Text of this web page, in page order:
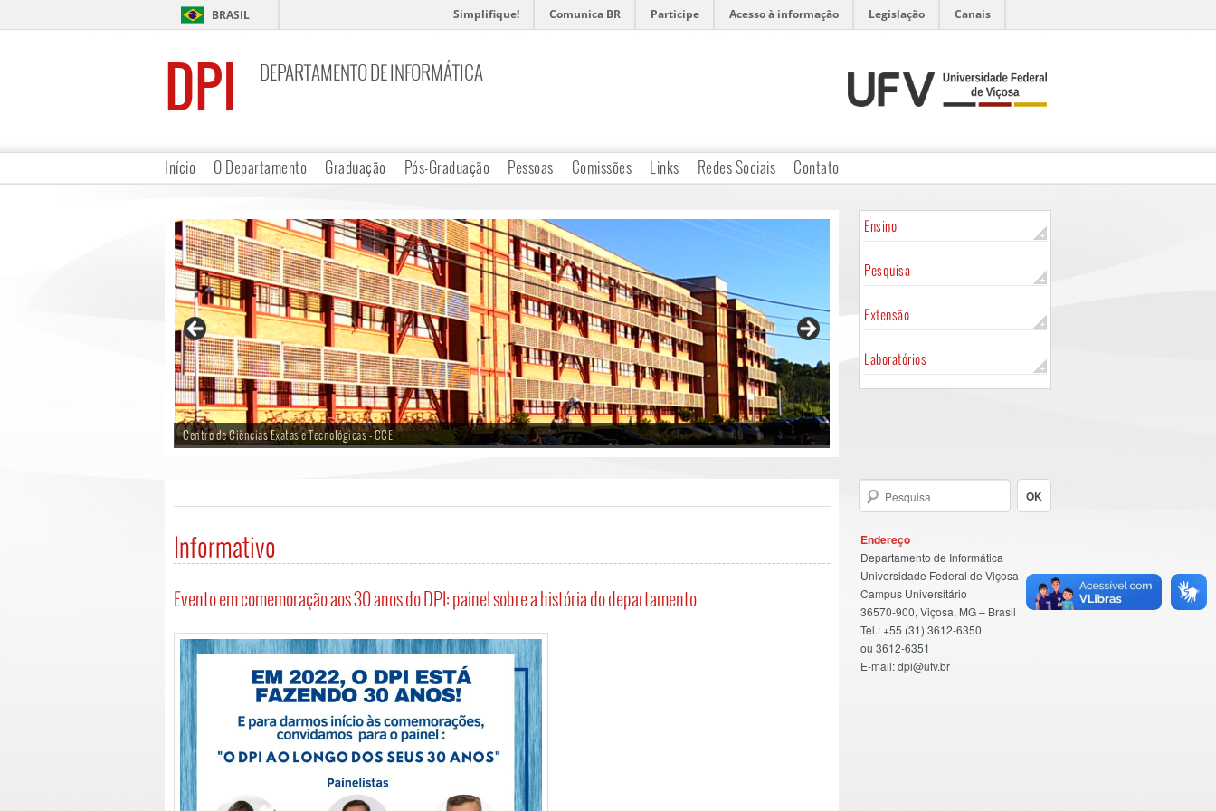
BRASIL Simplifique! Comunica BR Participe Acesso à informação Legislação Canais
DPI DEPARTAMENTO DE INFORMÁTICA
Início O Departamento Graduação Pós-Graduação Pessoas Comissões Links Redes Sociais Contato
Centro de Ciências Exatas e Tecnológicas - CCE
Ensino
Pesquisa
Extensão
Laboratórios
Endereço
Departamento de Informática
Universidade Federal de Viçosa
Campus Universitário
36570-900, Viçosa, MG – Brasil
Tel.: +55 (31) 3612-6350
ou 3612-6351
E-mail: dpi@ufv.br
Informativo
Evento em comemoração aos 30 anos do DPI: painel sobre a história do departamento